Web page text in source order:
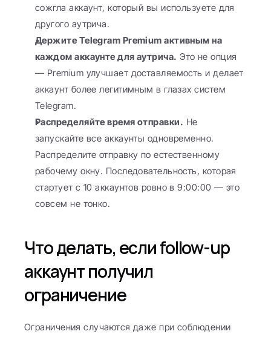
сожгла аккаунт, который вы используете для
другого аутрича.
Держите Telegram Premium активным на
каждом аккаунте для аутрича. Это не опция
— Premium улучшает доставляемость и делает
аккаунт более легитимным в глазах систем
Telegram.
Распределяйте время отправки. Не
запускайте все аккаунты одновременно.
Распределите отправку по естественному
рабочему окну. Последовательность, которая
стартует с 10 аккаунтов ровно в 9:00:00 — это
совсем не тонко.
Что делать, если follow-up
аккаунт получил
ограничение
Ограничения случаются даже при соблюдении